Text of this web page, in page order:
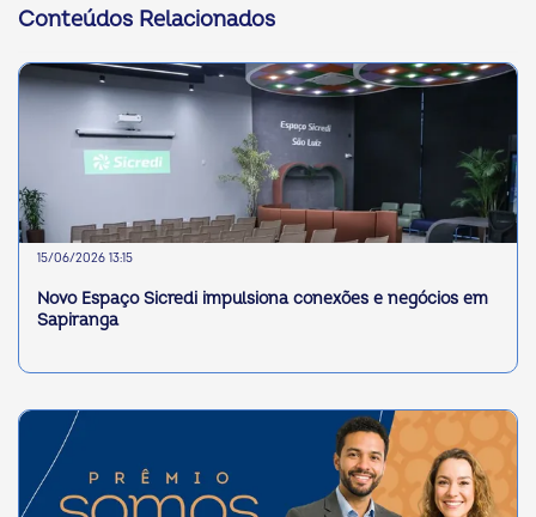
Conteúdos Relacionados
15/06/2026 13:15
Novo Espaço Sicredi impulsiona conexões e negócios em
Sapiranga